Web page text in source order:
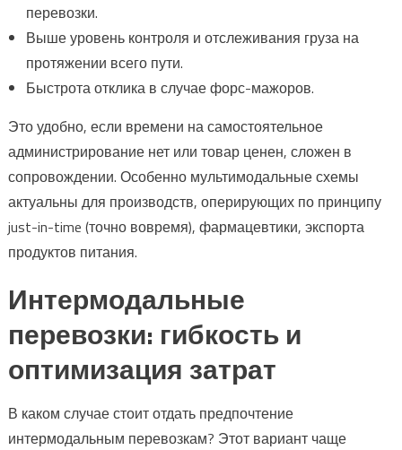
перевозки.
Выше уровень контроля и отслеживания груза на
протяжении всего пути.
Быстрота отклика в случае форс-мажоров.
Это удобно, если времени на самостоятельное
администрирование нет или товар ценен, сложен в
сопровождении. Особенно мультимодальные схемы
актуальны для производств, оперирующих по принципу
just-in-time (точно вовремя), фармацевтики, экспорта
продуктов питания.
Интермодальные
перевозки: гибкость и
оптимизация затрат
В каком случае стоит отдать предпочтение
интермодальным перевозкам? Этот вариант чаще